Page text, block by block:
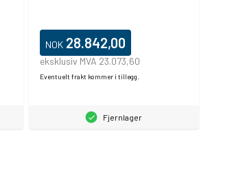
NOK 28.842,00
eksklusiv MVA 23.073,60
Eventuelt frakt kommer i tillegg.
Fjernlager